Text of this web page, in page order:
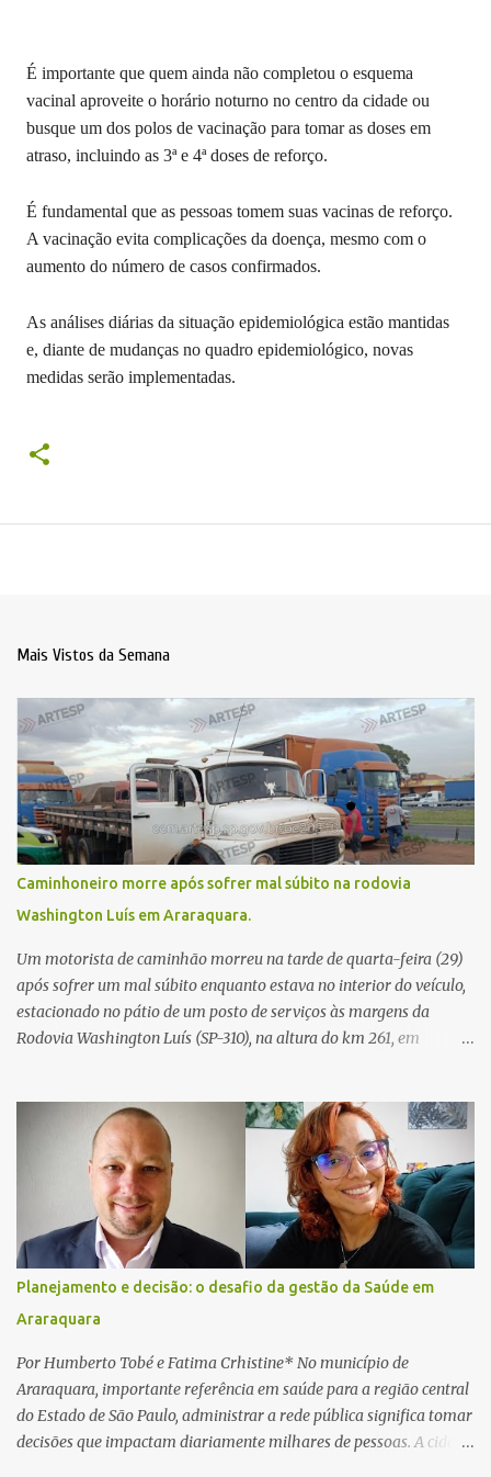
É importante que quem ainda não completou o esquema
vacinal aproveite o horário noturno no centro da cidade ou
busque um dos polos de vacinação para tomar as doses em
atraso, incluindo as 3ª e 4ª doses de reforço.
É fundamental que as pessoas tomem suas vacinas de reforço.
A vacinação evita complicações da doença, mesmo com o
aumento do número de casos confirmados.
As análises diárias da situação epidemiológica estão mantidas
e, diante de mudanças no quadro epidemiológico, novas
medidas serão implementadas.
Mais Vistos da Semana
Caminhoneiro morre após sofrer mal súbito na rodovia
Washington Luís em Araraquara.
Um motorista de caminhão morreu na tarde de quarta-feira (29)
após sofrer um mal súbito enquanto estava no interior do veículo,
estacionado no pátio de um posto de serviços às margens da
Rodovia Washington Luís (SP-310), na altura do km 261, em
relatos de que havia um condutor inconsciente dentro de um
caminhão. Equipes de resgate foram rapidamente deslocadas ao
local e encontraram a vítima em parada cardiorrespiratória. Os
socorristas iniciaram imediatamente as manobras de reanimação
cardiopulmonar (RCP), porém, apesar de todos os esforços, o
motorista não respondeu aos procedimentos. Às 17h03, médicos
da Unidade de Suporte Avançado constataram o óbito da vítima.
Fonte: São Carlos Agora
Planejamento e decisão: o desafio da gestão da Saúde em
Araraquara
Por Humberto Tobé e Fatima Crhistine* No município de
Araraquara, importante referência em saúde para a região central
do Estado de São Paulo, administrar a rede pública significa tomar
decisões que impactam diariamente milhares de pessoas. A cidade